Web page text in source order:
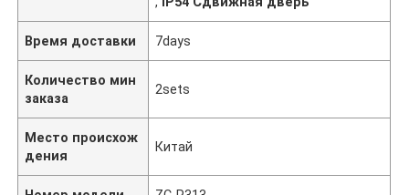
Время доставки 7days
Количество мин
заказа
2sets
Место происхож
дения
Китай